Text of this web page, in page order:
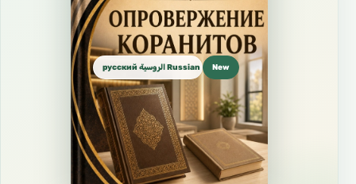
русский الروسية Russian New